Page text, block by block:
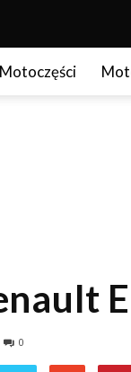
Motoczęści
0